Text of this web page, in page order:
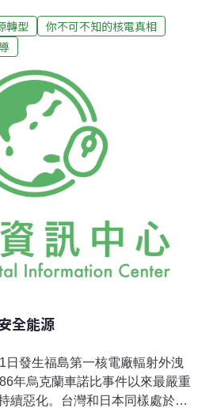
過以目前的工程狀況來說，卻是
先從「統包」跟「分包」講起。
由一個得標的統包商負責整個電
的買主—電力公司，所開出的規
到測試，陸續完成，再交給電力
統包」並不意味著所有的元件都
會依循著相對有經驗的工程施作
規範來進行，雖然仍無法完全保
全無虞，但確實因為有一個統包
工並組裝整合起來，再交付運
了另一個風險更高
轉型
你不可不知的核電真相
全能源
日發生福島第一核電廠輻射外洩
年烏克蘭車諾比事件以來最嚴重
續惡化。台灣和日本同樣處於地